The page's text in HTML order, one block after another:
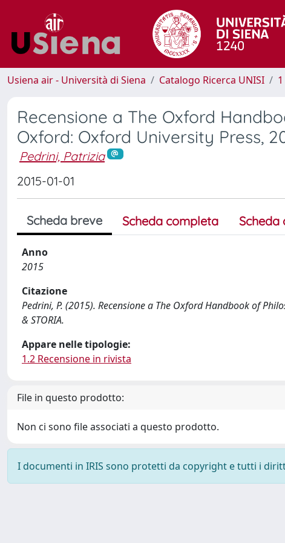
Usiena air - Università di Siena Catalogo Ricerca UNISI
Recensione a The Oxford
Oxford: Oxford University Press,
Pedrini, Patrizia
2015-01-01
Scheda breve Scheda completa Scheda
Anno
2015
Citazione
Pedrini, P. (2015). Recensione a The Oxford Handbook of
& STORIA.
Appare nelle tipologie:
1.2 Recensione in rivista
File in questo prodotto:
Non ci sono file associati a questo prodotto.
I documenti in IRIS sono protetti da copyright e tutti i